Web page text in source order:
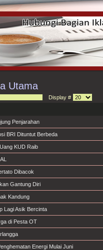
Utama
Display #
Penjarahan
BRI Dituntut Berbeda
KUD Raib
Dibacok
Gantung Diri
Kandung
Lagi Asik Bercinta
di Pesta OT
Energi Mulai Juni